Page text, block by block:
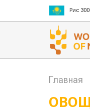
Рис
Главная